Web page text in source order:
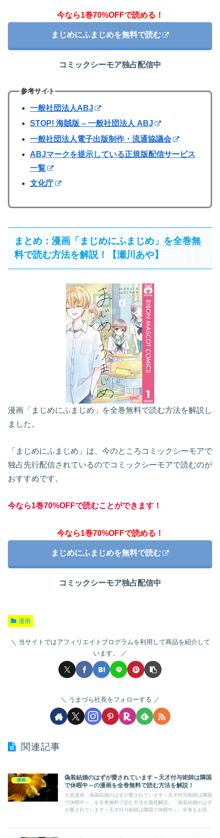
今なら1巻70%OFFで読める！
まじめにふまじめを無料で読む
コミックシーモア独占配信中
参考サイト
一般社団法人ABJ
STOP! 海賊版 – 一般社団法人 ABJ
一般社団法人電子出版制作・流通協議会
ABJマークを提示している正規版配信サービス
一覧
文化庁
まとめ：漫画「まじめにふまじめ」を全巻無
料で読む方法を解説！【瀬川あや】
漫画「まじめにふまじめ」を全巻無料で読む方法を解説し
ました。
「まじめにふまじめ」は、今のところコミックシーモアで
独占先行配信されているのでコミックシーモアで読むのが
おすすめです。
今なら1巻70%OFFで読むことができます！
今なら1巻70%OFFで読める！
まじめにふまじめを無料で読む
コミックシーモア独占配信中
漫画
当サイトではアフィリエイトプログラムを利用して商品を紹介して
います。
うまづら社長をフォローする
関連記事
漫画
偽装結婚のはずが愛されています～天才付与術師は隣国
で休暇中～の漫画を全巻無料で読む方法を解説！
人気漫画「偽装結婚のはずが愛されています～天才付与術師は隣国
で休暇中～」を全巻無料で読む方法を徹底解説。「偽装結婚のはず
が愛されています～天才付与術師は隣国で休暇中～」全巻をお得に